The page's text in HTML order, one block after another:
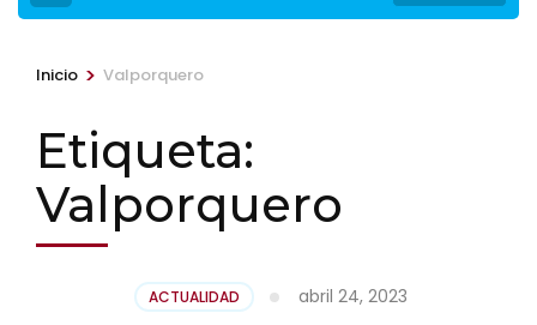
Inicio > Valporquero
Etiqueta:
Valporquero
ACTUALIDAD abril 24, 2023